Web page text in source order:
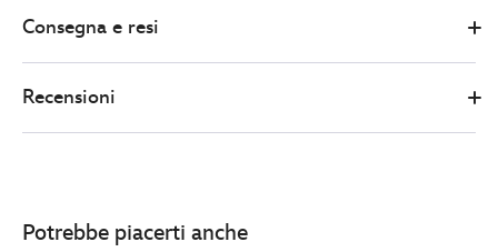
limitata-
mirtilli-
Consegna e resi
Recensioni
Potrebbe piacerti anche